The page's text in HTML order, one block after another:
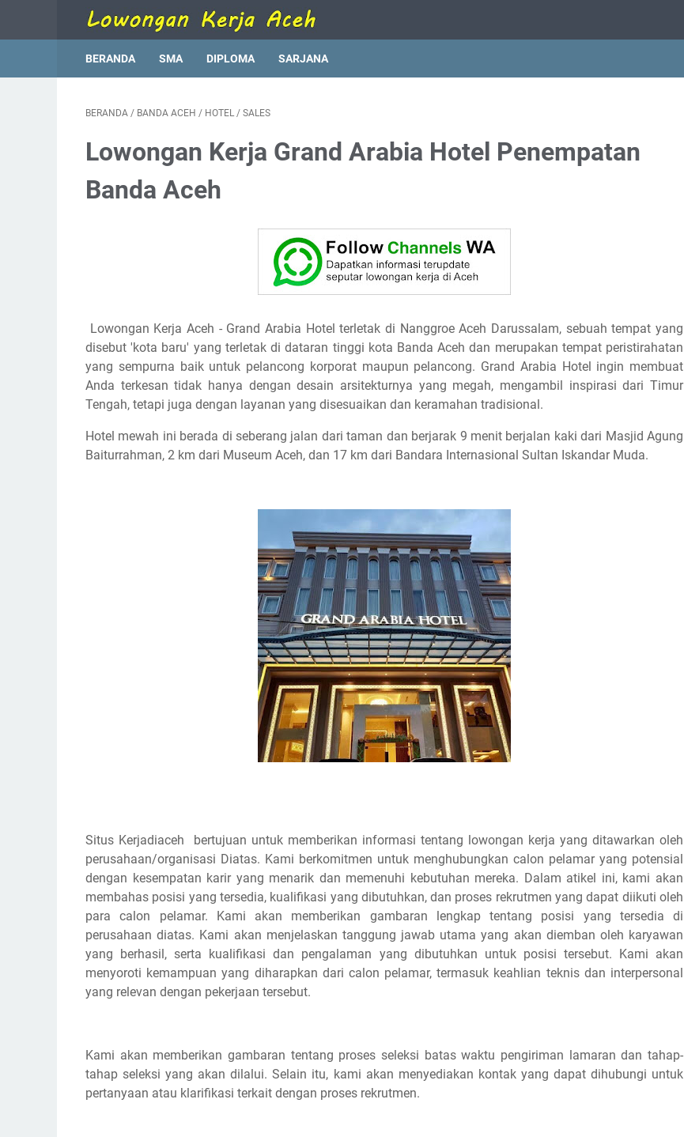
BERANDA SMA DIPLOMA SARJANA
BERANDA / BANDA ACEH / HOTEL / SALES
Lowongan Kerja Grand Arabia Hotel Penempatan
Banda Aceh
Lowongan Kerja Aceh - Grand Arabia Hotel terletak di Nanggroe Aceh Darussalam, sebuah tempat yang
disebut 'kota baru' yang terletak di dataran tinggi kota Banda Aceh dan merupakan tempat peristirahatan
yang sempurna baik untuk pelancong korporat maupun pelancong. Grand Arabia Hotel ingin membuat
Anda terkesan tidak hanya dengan desain arsitekturnya yang megah, mengambil inspirasi dari Timur
Tengah, tetapi juga dengan layanan yang disesuaikan dan keramahan tradisional.
Hotel mewah ini berada di seberang jalan dari taman dan berjarak 9 menit berjalan kaki dari Masjid Agung
Baiturrahman, 2 km dari Museum Aceh, dan 17 km dari Bandara Internasional Sultan Iskandar Muda.
Situs Kerjadiaceh bertujuan untuk memberikan informasi tentang lowongan kerja yang ditawarkan oleh
perusahaan/organisasi Diatas. Kami berkomitmen untuk menghubungkan calon pelamar yang potensial
dengan kesempatan karir yang menarik dan memenuhi kebutuhan mereka. Dalam atikel ini, kami akan
membahas posisi yang tersedia, kualifikasi yang dibutuhkan, dan proses rekrutmen yang dapat diikuti oleh
para calon pelamar. Kami akan memberikan gambaran lengkap tentang posisi yang tersedia di
perusahaan diatas. Kami akan menjelaskan tanggung jawab utama yang akan diemban oleh karyawan
yang berhasil, serta kualifikasi dan pengalaman yang dibutuhkan untuk posisi tersebut. Kami akan
menyoroti kemampuan yang diharapkan dari calon pelamar, termasuk keahlian teknis dan interpersonal
yang relevan dengan pekerjaan tersebut.
Kami akan memberikan gambaran tentang proses seleksi batas waktu pengiriman lamaran dan tahap-
tahap seleksi yang akan dilalui. Selain itu, kami akan menyediakan kontak yang dapat dihubungi untuk
pertanyaan atau klarifikasi terkait dengan proses rekrutmen.